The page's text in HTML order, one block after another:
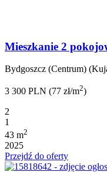
Mieszkanie 2
Bydgoszcz (Centrum)
3 300 PLN (77 zł/m2)
2
1
43 m2
2025
Przejdź do oferty